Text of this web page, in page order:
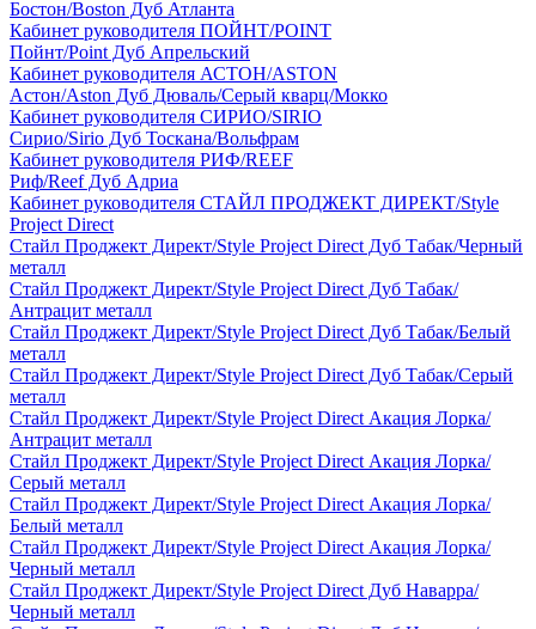
Бостон/Boston Дуб Атланта
Кабинет руководителя ПОЙНТ/POINT
Пойнт/Point Дуб Апрельский
Кабинет руководителя АСТОН/ASTON
Астон/Aston Дуб Дюваль/Серый кварц/Мокко
Кабинет руководителя СИРИО/SIRIO
Сирио/Sirio Дуб Тоскана/Вольфрам
Кабинет руководителя РИФ/REEF
Риф/Reef Дуб Адриа
Кабинет руководителя СТАЙЛ ПРОДЖЕКТ ДИРЕКТ/Style
Project Direct
Стайл Проджект Директ/Style Project Direct Дуб Табак/Черный
металл
Стайл Проджект Директ/Style Project Direct Дуб Табак/
Антрацит металл
Стайл Проджект Директ/Style Project Direct Дуб Табак/Белый
металл
Стайл Проджект Директ/Style Project Direct Дуб Табак/Серый
металл
Стайл Проджект Директ/Style Project Direct Акация Лорка/
Антрацит металл
Стайл Проджект Директ/Style Project Direct Акация Лорка/
Серый металл
Стайл Проджект Директ/Style Project Direct Акация Лорка/
Белый металл
Стайл Проджект Директ/Style Project Direct Акация Лорка/
Черный металл
Стайл Проджект Директ/Style Project Direct Дуб Наварра/
Черный металл